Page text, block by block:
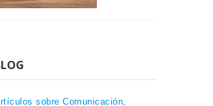
sobre Comunicación,